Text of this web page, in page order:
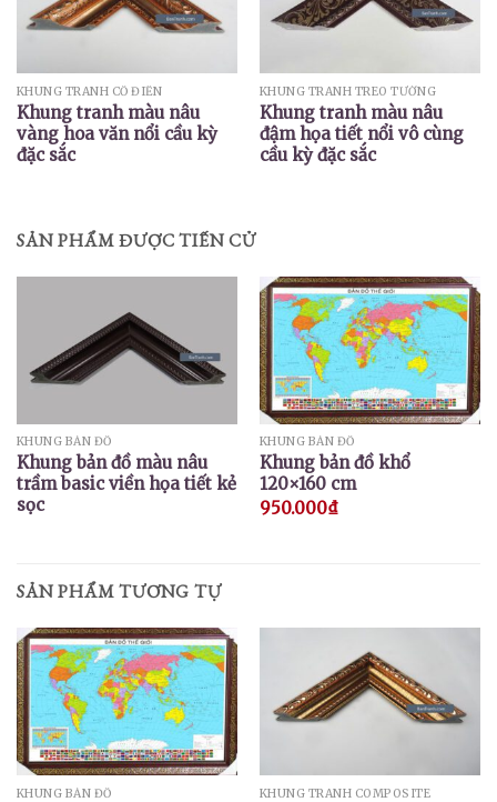
KHUNG TRANH CỔ ĐIỂN
Khung tranh màu nâu
vàng hoa văn nổi cầu kỳ
đặc sắc
KHUNG TRANH TREO TƯỜNG
Khung tranh màu nâu
đậm họa tiết nổi vô cùng
cầu kỳ đặc sắc
SẢN PHẨM ĐƯỢC TIẾN CỬ
KHUNG BẢN ĐỒ
Khung bản đồ màu nâu
trầm basic viền họa tiết kẻ
sọc
KHUNG BẢN ĐỒ
Khung bản đồ khổ
120×160 cm
950.000₫
SẢN PHẨM TƯƠNG TỰ
KHUNG BẢN ĐỒ KHUNG TRANH COMPOSITE